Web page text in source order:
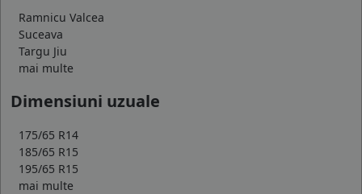
Ramnicu Valcea
Suceava
Targu Jiu
mai multe
Dimensiuni uzuale
175/65 R14
185/65 R15
195/65 R15
mai multe